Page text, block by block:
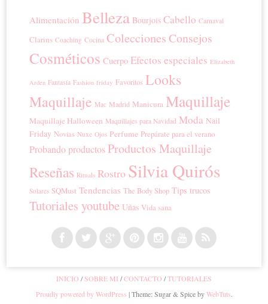
Alimentación Belleza Bourjois Cabello Carnaval
Clarins Coaching Cocina ColeccionesConsejos
Cosméticos Cuerpo Efectos especiales Elizabeth
Arden Fantasía Fashion friday Favoritos Looks
Maquillaje Mac Madrid Manicura Maquillaje
Maquillaje Halloween Maquillajes para Navidad Moda Nail
Friday Novias Nuxe Ojos Perfume Prepárate para el verano
Probando productos Productos Maquillaje
Reseñas Rituals Rostro Silvia Quirós
Solares SQMust Tendencias The Body Shop Tips trucos
Tutoriales youtube Uñas Vida sana
INICIO SOBRE MI CONTACTO
TUTORIALES
Proudly powered by WordPress |Theme: Sugar & Spice byWebTuts.